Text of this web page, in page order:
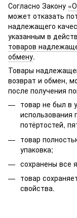
Согласно Закону
может отказать
надлежащего
указанным в
товаров
обмену.
Товары
возврат и обмен,
после получения
товар не был в
использования
потёртостей,
товар
упаковка;
сохранены все
товар
свойства.